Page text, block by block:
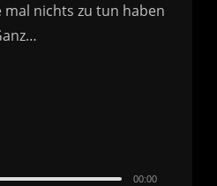
mal nichts zu tun haben
00:00